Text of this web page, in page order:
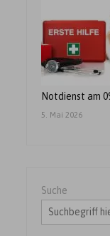
Notdienst am
5. Mai 2026
Suche